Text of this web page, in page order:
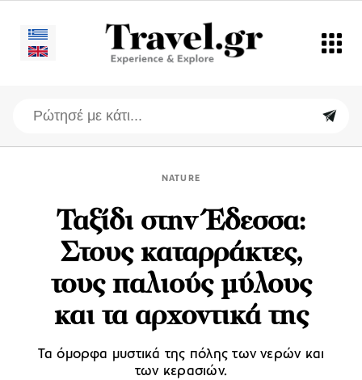
NATURE
Ταξίδι στην Έδεσσα:
Στους καταρράκτες,
τους παλιούς μύλους
και τα αρχοντικά της
Τα όμορφα μυστικά της πόλης των νερών και
των κερασιών.